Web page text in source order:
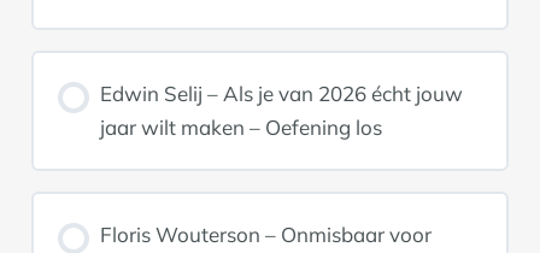
Edwin Selij – Als je van 2026 écht jouw
jaar wilt maken – Oefening los
Floris Wouterson – Onmisbaar voor